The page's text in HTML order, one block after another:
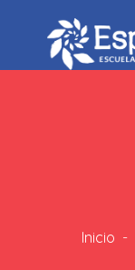
Inicio -